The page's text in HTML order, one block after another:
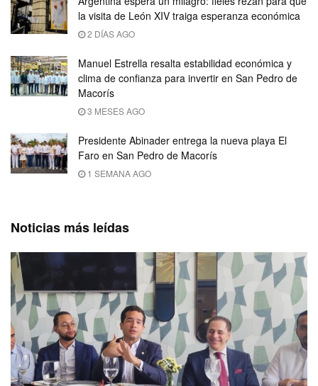
la visita de León XIV traiga esperanza económica
2 DÍAS AGO
Manuel Estrella resalta estabilidad económica y
clima de confianza para invertir en San Pedro de
Macorís
3 MESES AGO
Presidente Abinader entrega la nueva playa El
Faro en San Pedro de Macorís
1 SEMANA AGO
Noticias más leídas